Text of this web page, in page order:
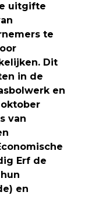
uitgifte
te
Dit
in de
en
van
Erf de
en